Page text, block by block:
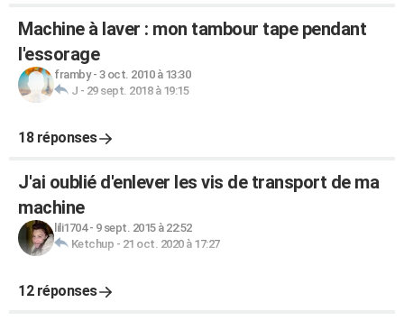
Machine à laver : mon tambour tape pendant
l'essorage
framby- 3 oct. 2010 à 13:30
J - 29 sept. 2018 à 19:15
18 réponses
J'ai oublié d'enlever les vis de transport de ma
machine
lili1704- 9 sept. 2015 à 22:52
Ketchup - 21 oct. 2020 à 17:27
12 réponses